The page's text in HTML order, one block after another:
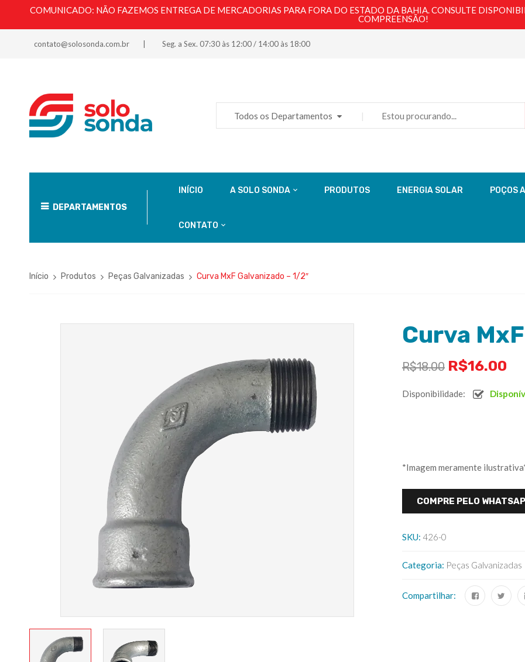
COMUNICADO: NÃO FAZEMOS ENTREGA DE MERCADORIAS PARA FORA DO ESTADO DA BAHIA. CONSULTE
COMPREENSÃO!
contato@solosonda.com.br Seg. a Sex. 07:30 às 12:00 / 14:00 às 18:00
Todos os Departamentos
DEPARTAMENTOS
INÍCIO A SOLO SONDA PRODUTOS ENERGIA SOLAR POÇOS
CONTATO
Início Produtos Peças Galvanizadas Curva MxF Galvanizado – 1/2″
Curva
R$18.00 R$16.00
Disponibilidade:
*Imagem meramente
COMPRE PELO
SKU: 426-0
Categoria: Peças Galvanizadas
Compartilhar: